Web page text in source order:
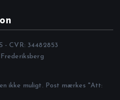
- CVR: 34482853
ikke muligt. Post mærkes "Att: